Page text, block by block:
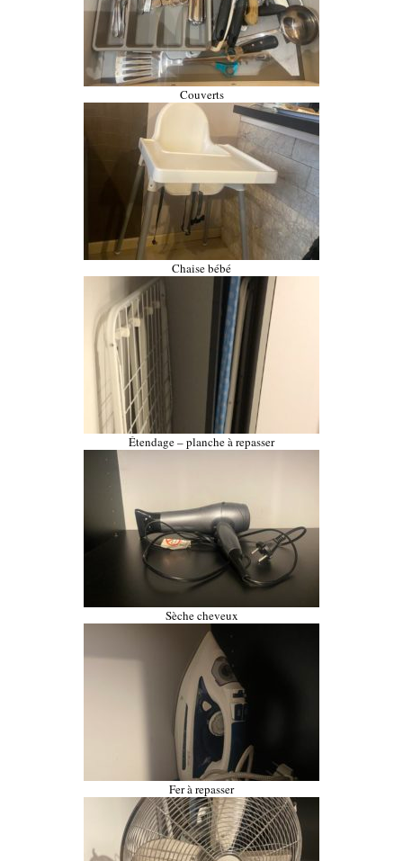
Couverts
Chaise bébé
Étendage – planche à repasser
Sèche cheveux
Fer à repasser